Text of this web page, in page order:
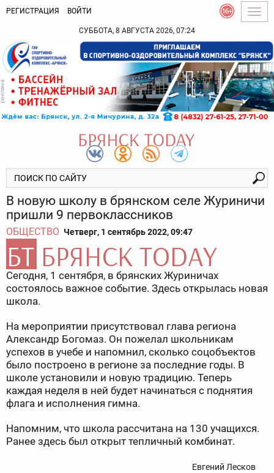
РЕГИСТРАЦИЯ ВОЙТИ
СУББОТА, 8 АВГУСТА 2026, 07:24
В новую школу в брянском селе Журиничи
пришли 9 первоклассников
ОБЩЕСТВО Четверг, 1 сентябрь 2022, 09:47
Сегодня, 1 сентября, в брянских Журиничах
состоялось важное событие. Здесь открылась новая
школа.
На мероприятии присутствовал глава региона
Александр Богомаз. Он пожелал школьникам
успехов в учебе и напомнил, сколько соцобъектов
было построено в регионе за последние годы. В
школе установили и новую традицию. Теперь
каждая неделя в ней будет начинаться с поднятия
флага и исполнения гимна.
Напомним, что школа рассчитана на 130 учащихся.
Ранее здесь был открыт тепличный комбинат.
Евгений Лесков